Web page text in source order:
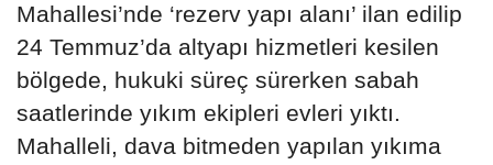
Mahallesi’nde ‘rezerv yapı alanı’ ilan edilip
24 Temmuz’da altyapı hizmetleri kesilen
bölgede, hukuki süreç sürerken sabah
saatlerinde yıkım ekipleri evleri yıktı.
Mahalleli, dava bitmeden yapılan yıkıma